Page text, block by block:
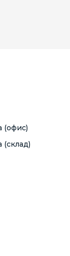
(офис)
(склад)